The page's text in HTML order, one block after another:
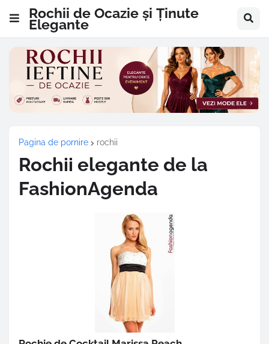
Rochii de Ocazie și Ținute
Elegante
Pagina de pornire rochii
Rochii elegante de la
FashionAgenda